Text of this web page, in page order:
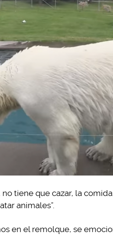
tiene que cazar, la
animales”.
en el remolque, se